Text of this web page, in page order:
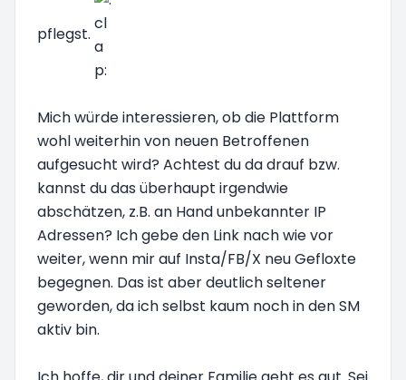
pflegst.
Mich würde interessieren, ob die Plattform
wohl weiterhin von neuen Betroffenen
aufgesucht wird? Achtest du da drauf bzw.
kannst du das überhaupt irgendwie
abschätzen, z.B. an Hand unbekannter IP
Adressen? Ich gebe den Link nach wie vor
weiter, wenn mir auf Insta/FB/X neu Gefloxte
begegnen. Das ist aber deutlich seltener
geworden, da ich selbst kaum noch in den SM
aktiv bin.